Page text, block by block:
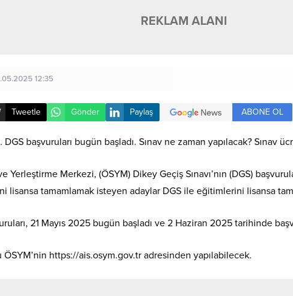
REKLAM ALANI
12:35
Tweetle Gönder Paylaş ABONE OL
başvuruları bugün başladı. Sınav ne zaman yapılacak? Sınav
Yerleştirme Merkezi, (ÖSYM) Dikey Geçiş Sınavı’nın (DGS)
lisansa tamamlamak isteyen adaylar DGS ile eğitimlerini lisansa
21 Mayıs 2025 bugün başladı ve 2 Haziran 2025 tarihinde
ÖSYM’nin https://ais.osym.gov.tr adresinden yapılabilecek.